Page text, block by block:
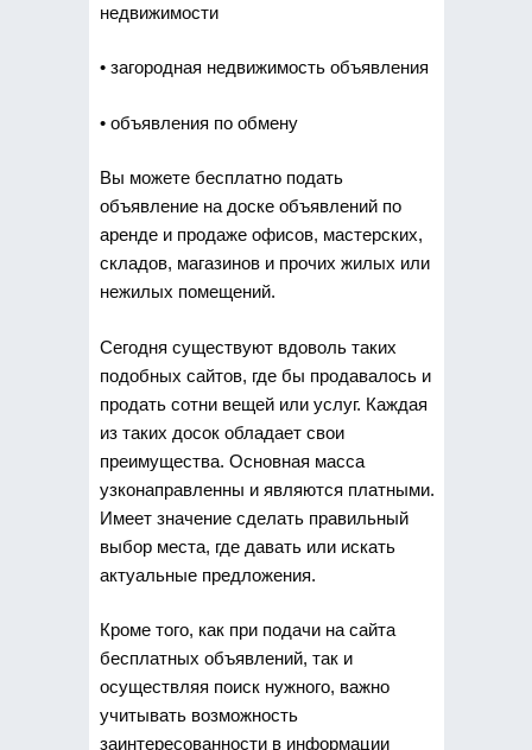
недвижимости
• загородная недвижимость объявления
• объявления по обмену
Вы можете бесплатно подать
объявление на доске объявлений по
аренде и продаже офисов, мастерских,
складов, магазинов и прочих жилых или
нежилых помещений.
Сегодня существуют вдоволь таких
подобных сайтов, где бы продавалось и
продать сотни вещей или услуг. Каждая
из таких досок обладает свои
преимущества. Основная масса
узконаправленны и являются платными.
Имеет значение сделать правильный
выбор места, где давать или искать
актуальные предложения.
Кроме того, как при подачи на сайта
бесплатных объявлений, так и
осуществляя поиск нужного, важно
учитывать возможность
заинтересованности в информации